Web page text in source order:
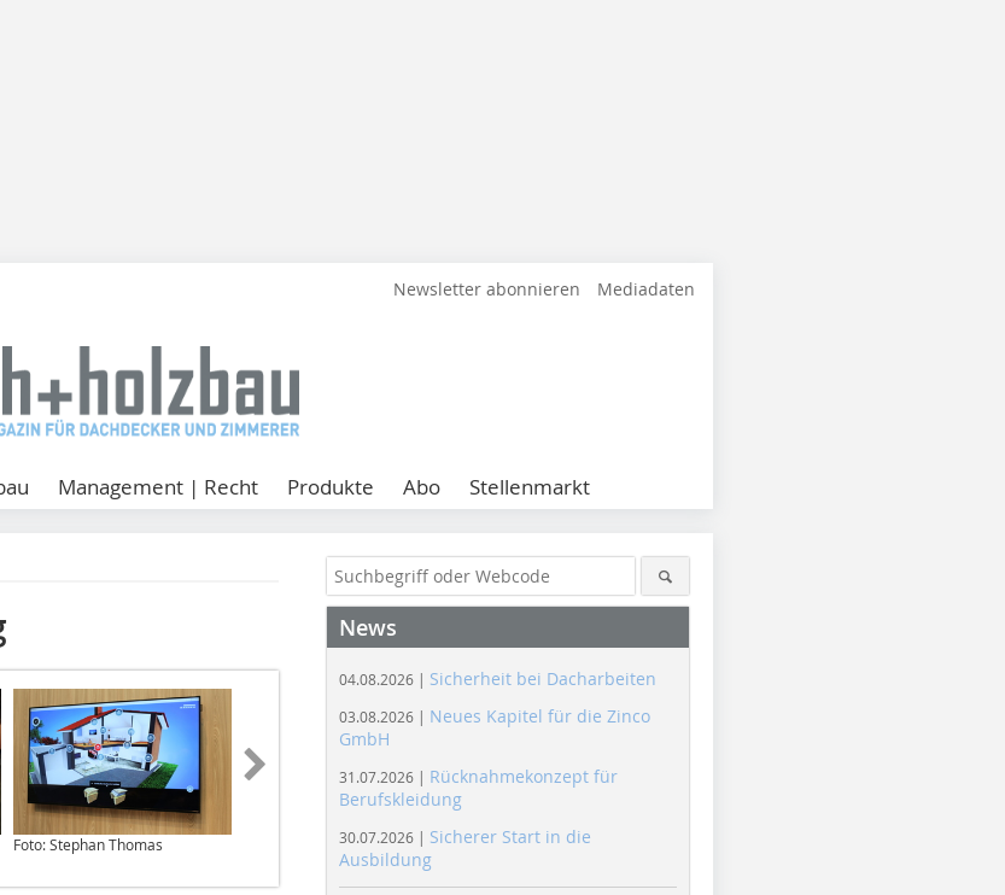
Newsletter abonnieren Mediadaten
Management | Recht Produkte Abo Stellenmarkt
Foto: Stephan Thomas Foto: Stephan Thomas Foto: Stephan Thomas
News
04.08.2026 | Sicherheit bei Dacharbeiten
03.08.2026 | Neues Kapitel für die Zinco
GmbH
31.07.2026 | Rücknahmekonzept für
Berufskleidung
30.07.2026 | Sicherer Start in die
Ausbildung